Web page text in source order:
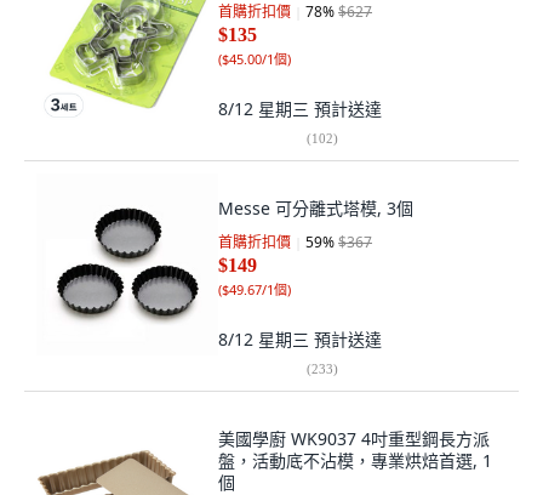
首購折扣價 78%$627
$135
($45.00/1個)
8/12 星期三 預計送達
(102)
Messe 可分離式塔模, 3個
首購折扣價 59%$367
$149
($49.67/1個)
8/12 星期三 預計送達
(233)
美國學廚 WK9037 4吋重型鋼長方派
盤，活動底不沾模，專業烘焙首選, 1
個